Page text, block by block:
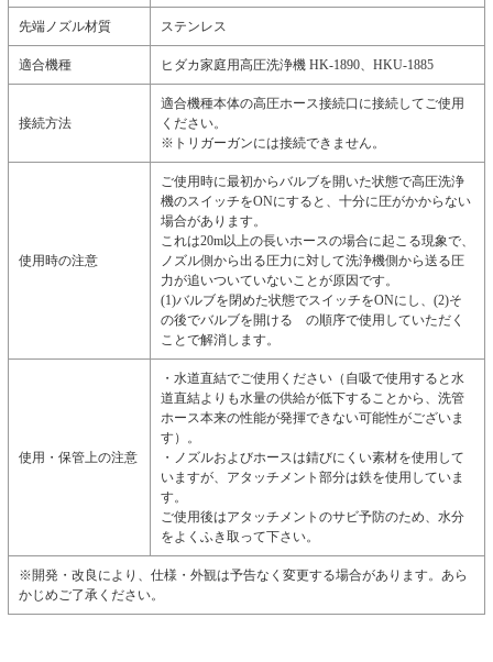
先端ノズル材質 ステンレス
適合機種 ヒダカ家庭用高圧洗浄機 HK-1890、HKU-1885
接続方法
適合機種本体の高圧ホース接続口に接続してご使用
ください。
※トリガーガンには接続できません。
使用時の注意
ご使用時に最初からバルブを開いた状態で高圧洗浄
機のスイッチをONにすると、十分に圧がかからない
場合があります。
これは20m以上の長いホースの場合に起こる現象で、
ノズル側から出る圧力に対して洗浄機側から送る圧
力が追いついていないことが原因です。
(1)バルブを閉めた状態でスイッチをONにし、(2)そ
の後でバルブを開ける の順序で使用していただく
ことで解消します。
使用・保管上の注意
・水道直結でご使用ください（自吸で使用すると水
道直結よりも水量の供給が低下することから、洗管
ホース本来の性能が発揮できない可能性がございま
す）。
・ノズルおよびホースは錆びにくい素材を使用して
いますが、アタッチメント部分は鉄を使用していま
す。
ご使用後はアタッチメントのサビ予防のため、水分
をよくふき取って下さい。
※開発・改良により、仕様・外観は予告なく変更する場合があります。あら
かじめご了承ください。